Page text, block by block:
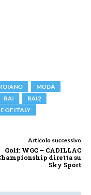
MODÀ
RAI
RAI2
OF ITALY
Articolo successivo
Golf: WGC – CADILLAC
diretta su
Sky Sport